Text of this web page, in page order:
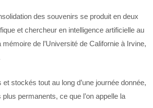
des souvenirs se produit en deux
et chercheur en intelligence artificielle au
de l’Université de Californie à Irvine,
stockés tout au long d’une journée donnée,
permanents, ce que l’on appelle la